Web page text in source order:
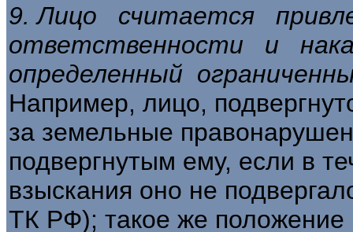
9. Лицо считается
ответствен­ности и
определенный
Например, лицо,
за земельные
под­вергнутым ему, если в
взыскания оно не
ТК РФ); такое же положение